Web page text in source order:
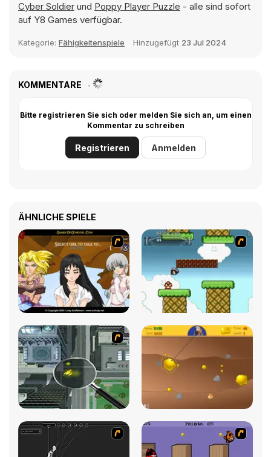
Cyber Soldier und Poppy Player Puzzle - alle sind sofort
auf Y8 Games verfügbar.
Kategorie: Fähigkeitenspiele Hinzugefügt 23 Jul 2024
KOMMENTARE
Bitte registrieren Sie sich oder melden Sie sich an, um einen
Kommentar zu schreiben
Registrieren Anmelden
ÄHNLICHE SPIELE